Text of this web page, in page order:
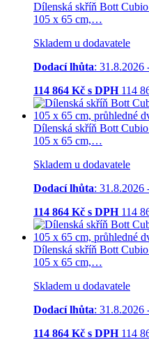
Dílenská skříň Bott
105 x 65 cm,…
Skladem u dodavatele
Dodací lhůta: 31.8.2026
114 864 Kč s DPH 114
Dílenská skříň Bott
105 x 65 cm,…
Skladem u dodavatele
Dodací lhůta: 31.8.2026
114 864 Kč s DPH 114
Dílenská skříň Bott
105 x 65 cm,…
Skladem u dodavatele
Dodací lhůta: 31.8.2026
114 864 Kč s DPH 114